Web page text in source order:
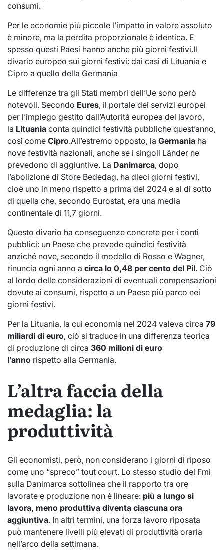
consumi.
Per le economie più piccole l’impatto in valore assoluto
è minore, ma la perdita proporzionale è identica. E
spesso questi Paesi hanno anche più giorni festivi.Il
divario europeo sui giorni festivi: dai casi di Lituania e
Cipro a quello della Germania
Le differenze tra gli Stati membri dell’Ue sono però
notevoli. Secondo Eures, il portale dei servizi europei
per l’impiego gestito dall’Autorità europea del lavoro,
la Lituania conta quindici festività pubbliche quest’anno,
così come Cipro.All’estremo opposto, la Germania ha
nove festività nazionali, anche se i singoli Länder ne
prevedono di aggiuntive. La Danimarca, dopo
l’abolizione di Store Bededag, ha dieci giorni festivi,
cioè uno in meno rispetto a prima del 2024 e al di sotto
di quella che, secondo Eurostat, era una media
continentale di 11,7 giorni.
Questo divario ha conseguenze concrete per i conti
pubblici: un Paese che prevede quindici festività
anziché nove, secondo il modello di Rosso e Wagner,
rinuncia ogni anno a circa lo 0,48 per cento del Pil. Ciò
al lordo delle considerazioni di eventuali compensazioni
dovute ai consumi, rispetto a un Paese più parco nei
giorni festivi.
Per la Lituania, la cui economia nel 2024 valeva circa 79
miliardi di euro, ciò si traduce in una differenza teorica
di produzione di circa 360 milioni di euro
l’anno rispetto alla Germania.
L’altra faccia della
medaglia: la
produttività
Gli economisti, però, non considerano i giorni di riposo
come uno “spreco” tout court. Lo stesso studio del Fmi
sulla Danimarca sottolinea che il rapporto tra ore
lavorate e produzione non è lineare: più a lungo si
lavora, meno produttiva diventa ciascuna ora
aggiuntiva. In altri termini, una forza lavoro riposata
può mantenere livelli più elevati di produttività oraria
nell’arco della settimana.